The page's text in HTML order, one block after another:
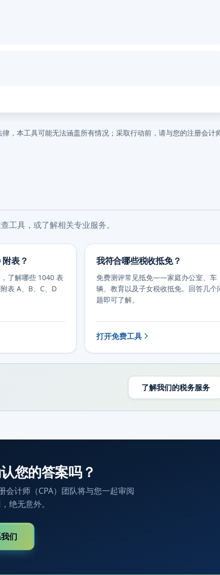
，本工具可能无法涵盖所有情况；采取行动前，请与您的注册会计
工具，或了解相关专业服务。
表？
了解哪些 1040 表
表 A、B、C、D
我符合哪些税收抵免？
免费测评常见抵免——家庭办公室、车
辆、教育以及子女税收抵免。回答几个
题即可了解。
打开免费工具
了解我们的税务服务
您的答案吗？
计师（CPA）团队将与您一起审阅
绝无意外。
们